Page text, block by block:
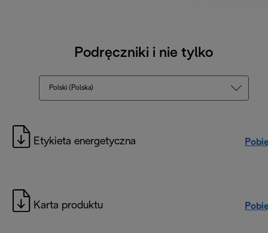
Podręczniki i nie tylko
Polski (Polska)
Etykieta energetyczna
Karta produktu